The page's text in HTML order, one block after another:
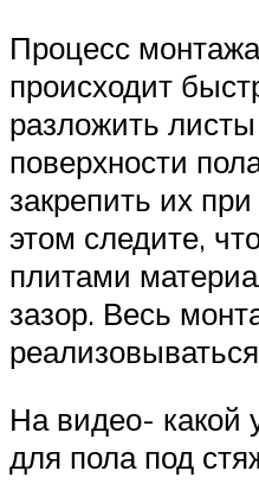
Процесс
происходит
разложить
поверхности
закрепить их
этом следите,
плитами
зазор. Весь
На видео- какой
для пола под